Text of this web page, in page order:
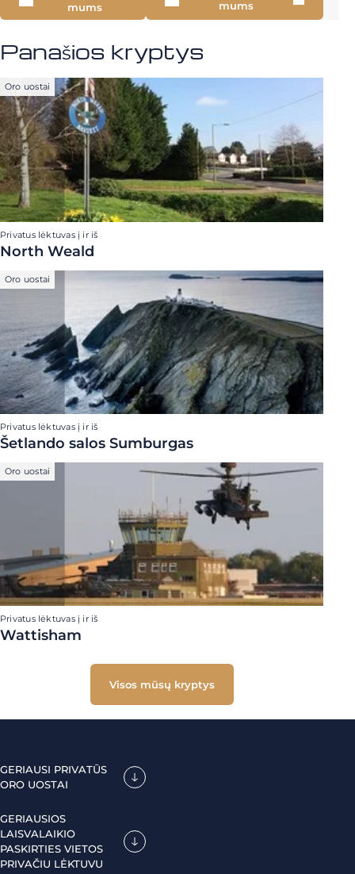
mums mums
Panašios kryptys
Oro uostai
Privatus lėktuvas į ir iš
North Weald
Oro uostai
Privatus lėktuvas į ir iš
Šetlando salos Sumburgas
Oro uostai
Privatus lėktuvas į ir iš
Wattisham
Visos mūsų kryptys
GERIAUSI PRIVATŪS
ORO UOSTAI
GERIAUSIOS
LAISVALAIKIO
PASKIRTIES VIETOS
PRIVAČIU LĖKTUVU